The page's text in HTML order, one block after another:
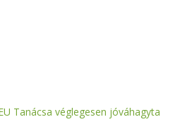
Tanácsa véglegesen jóváhagyta